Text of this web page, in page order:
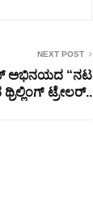
NEXT POST
ಅಭಿನಯದ “ನಟ
ಟ್ರೇಲರ್..